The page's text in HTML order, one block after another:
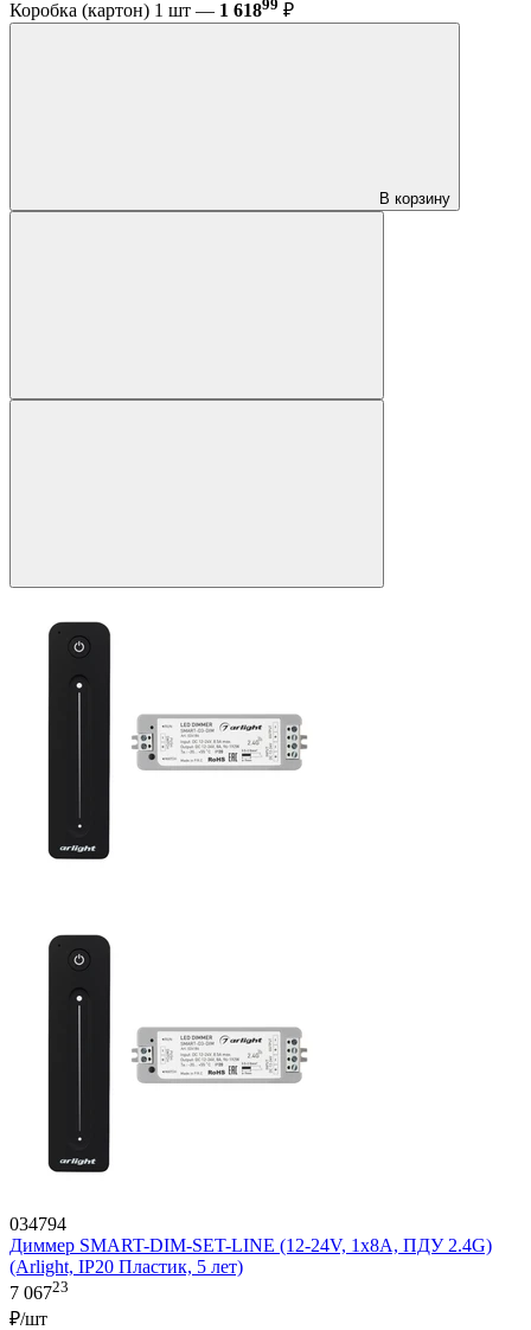
Коробка (картон) 1 шт — 1 61899 ₽
В корзину
034794
Диммер SMART-DIM-SET-LINE (12-24V, 1x8A, ПДУ 2.4G)
(Arlight, IP20 Пластик, 5 лет)
7 06723
₽/шт